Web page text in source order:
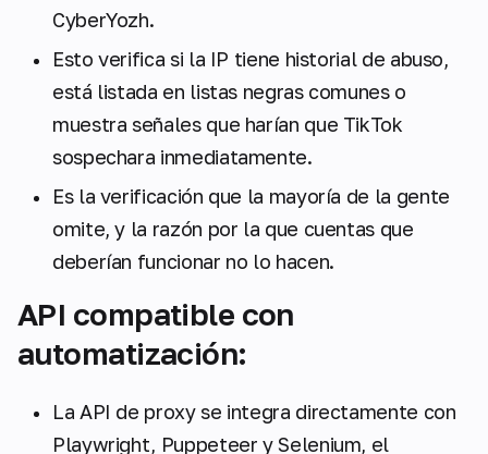
CyberYozh.
Esto verifica si la IP tiene historial de abuso,
está listada en listas negras comunes o
muestra señales que harían que TikTok
sospechara inmediatamente.
Es la verificación que la mayoría de la gente
omite, y la razón por la que cuentas que
deberían funcionar no lo hacen.
API compatible con
automatización:
La API de proxy se integra directamente con
Playwright, Puppeteer y Selenium, el